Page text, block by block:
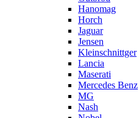
Hanomag
Horch
Jaguar
Jensen
Kleinschnittger
Lancia
Maserati
Mercedes Benz
MG
Nash